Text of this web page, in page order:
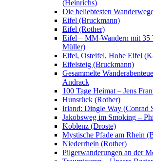
(Heinrichs)
Die beliebtesten
Eifel (Bruckmann)
Eifel (Rother)
Eifel – MM-Wandern mit 35
Müller)
Eifel, Osteifel, Hohe Eifel
Eifelsteig (Bruckmann)
Gesammelte
Andrack
100 Tage Heimat – Jens
Hunsrück (Rother)
Irland: Dingle Way (Conrad
Jakobsweg im Smoking –
Koblenz (Droste)
Mystische Pfade am Rhein
Niederrhein (Rother)
Pilgerwanderungen an der